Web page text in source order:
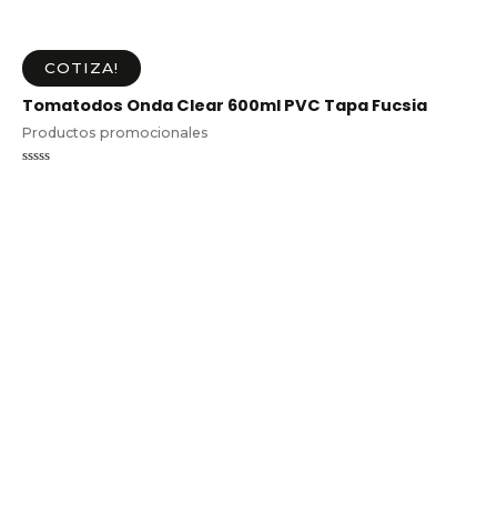
COTIZA!
Tomatodos Onda Clear 600ml PVC Tapa Fucsia
Productos promocionales